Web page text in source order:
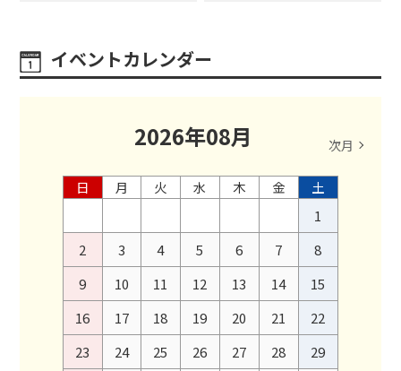
イベントカレンダー
2026年08月 次月
日 月 火 水 木 金
土
1
2
3 4 5 6 7
8
9
10 11 12 13 14
15
16
17 18 19 20 21
22
23
24 25 26 27 28
29